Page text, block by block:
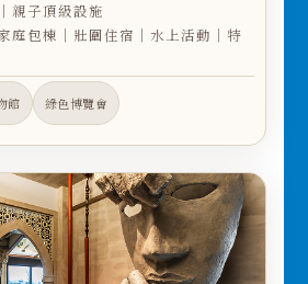
親子頂級設施
庭包棟｜壯圍住宿｜水上活動｜特
館 綠色博覽會